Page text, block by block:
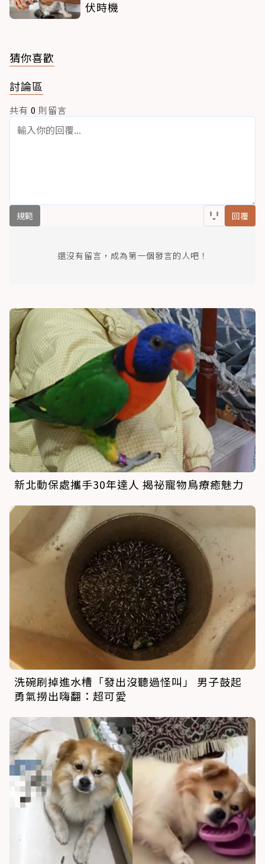
伏時機
猜你喜歡
討論區
共有 0 則留言
規範 回覆
還沒有留言，成為第一個發言的人吧！
新北動保處攜手30年達人 揭祕寵物鳥療癒魅力
洗碗刷掉進水槽「發出沒聽過怪叫」 男子鼓起
勇氣撈出嗨翻：超可愛